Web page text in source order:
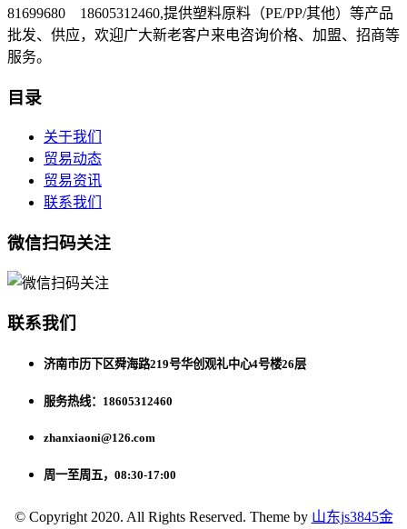
81699680 18605312460,提供塑料原料（PE/PP/其他）等产品
批发、供应，欢迎广大新老客户来电咨询价格、加盟、招商等
服务。
目录
关于我们
贸易动态
贸易资讯
联系我们
微信扫码关注
联系我们
济南市历下区舜海路219号华创观礼中心4号楼26层
服务热线：18605312460
zhanxiaoni@126.com
周一至周五，08:30-17:00
© Copyright 2020. All Rights Reserved. Theme by 山东js3845金